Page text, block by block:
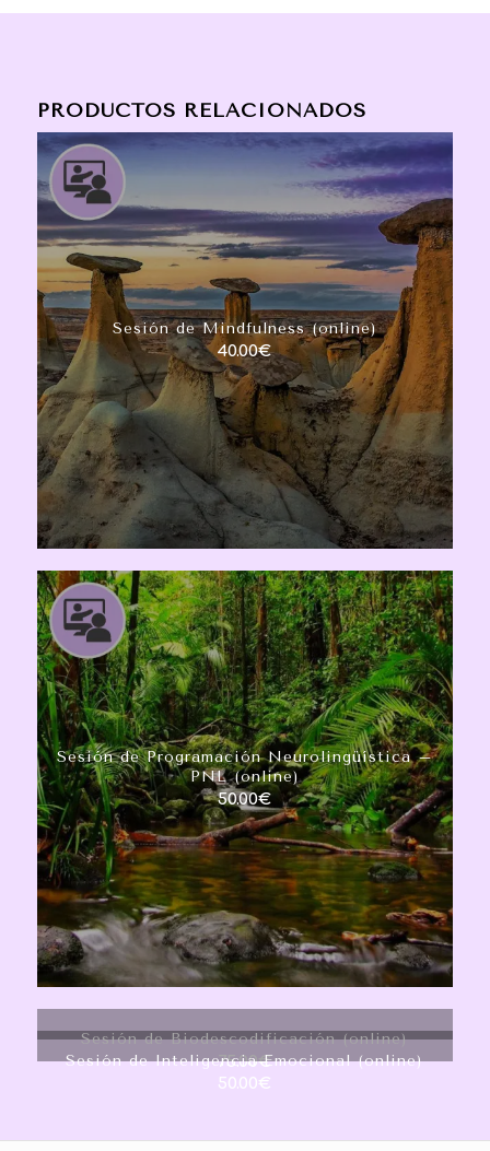
PRODUCTOS RELACIONADOS
Sesión de Mindfulness (online)
40.00€
Sesión de Programación Neurolingüística –
PNL (online)
50.00€
Sesión de Biodescodificación (online)
75.00€
Sesión de Inteligencia Emocional (online)
50.00€